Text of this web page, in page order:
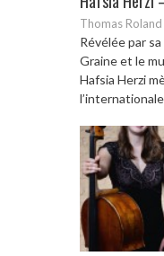
Thomas Roland
Révélée par
Graine et le
Hafsia Herzi